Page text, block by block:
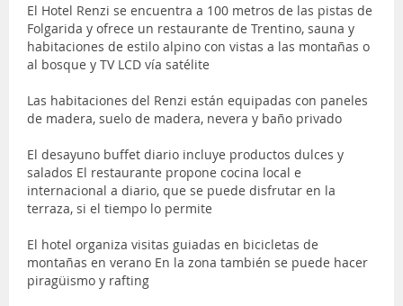
El Hotel Renzi se encuentra a 100 metros de las pistas de
Folgarida y ofrece un restaurante de Trentino, sauna y
habitaciones de estilo alpino con vistas a las montañas o
al bosque y TV LCD vía satélite
Las habitaciones del Renzi están equipadas con paneles
de madera, suelo de madera, nevera y baño privado
El desayuno buffet diario incluye productos dulces y
salados El restaurante propone cocina local e
internacional a diario, que se puede disfrutar en la
terraza, si el tiempo lo permite
El hotel organiza visitas guiadas en bicicletas de
montañas en verano En la zona también se puede hacer
piragüismo y rafting